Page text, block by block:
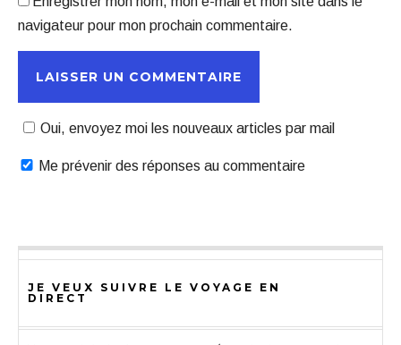
navigateur pour mon prochain commentaire.
Oui, envoyez moi les nouveaux articles par mail
Me prévenir des réponses au commentaire
JE VEUX SUIVRE LE VOYAGE EN
DIRECT